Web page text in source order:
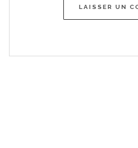
LAISSER UN